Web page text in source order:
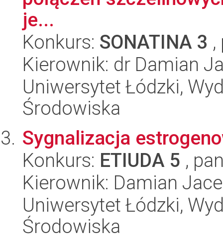
je...
Konkurs: SONATINA 3
Kierownik: dr Damian
Uniwersytet Łódzki,
Środowiska
Sygnalizacja
Konkurs: ETIUDA 5 ,
Kierownik: Damian
Uniwersytet Łódzki,
Środowiska